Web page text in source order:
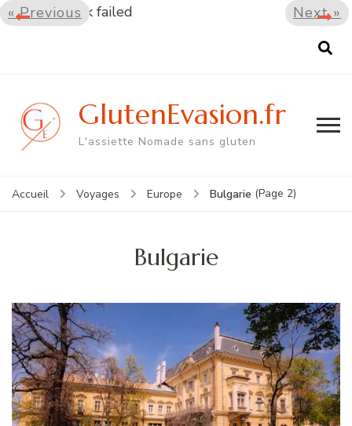
Security check failed
GlutenEvasion.fr
L'assiette Nomade sans gluten
Accueil Voyages Europe Bulgarie (Page 2)
Bulgarie
« Previous Next »